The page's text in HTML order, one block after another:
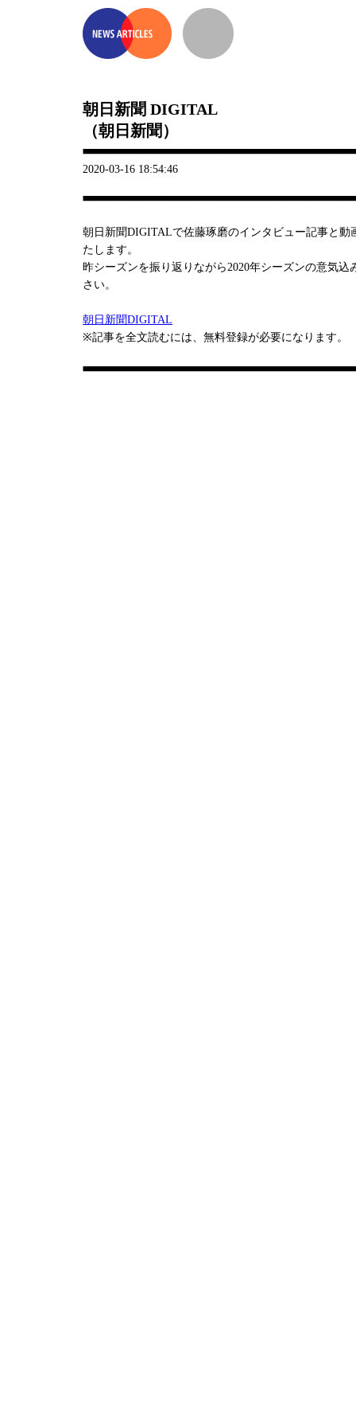
朝日新聞 DIGITAL
（朝日新聞）
2020-03-16 18:54:46
朝日新聞DIGITALで佐藤琢磨のインタビュー記事と動
たします。
昨シーズンを振り返りながら2020年シーズンの意気
さい。
朝日新聞DIGITAL
※記事を全文読むには、無料登録が必要になります。